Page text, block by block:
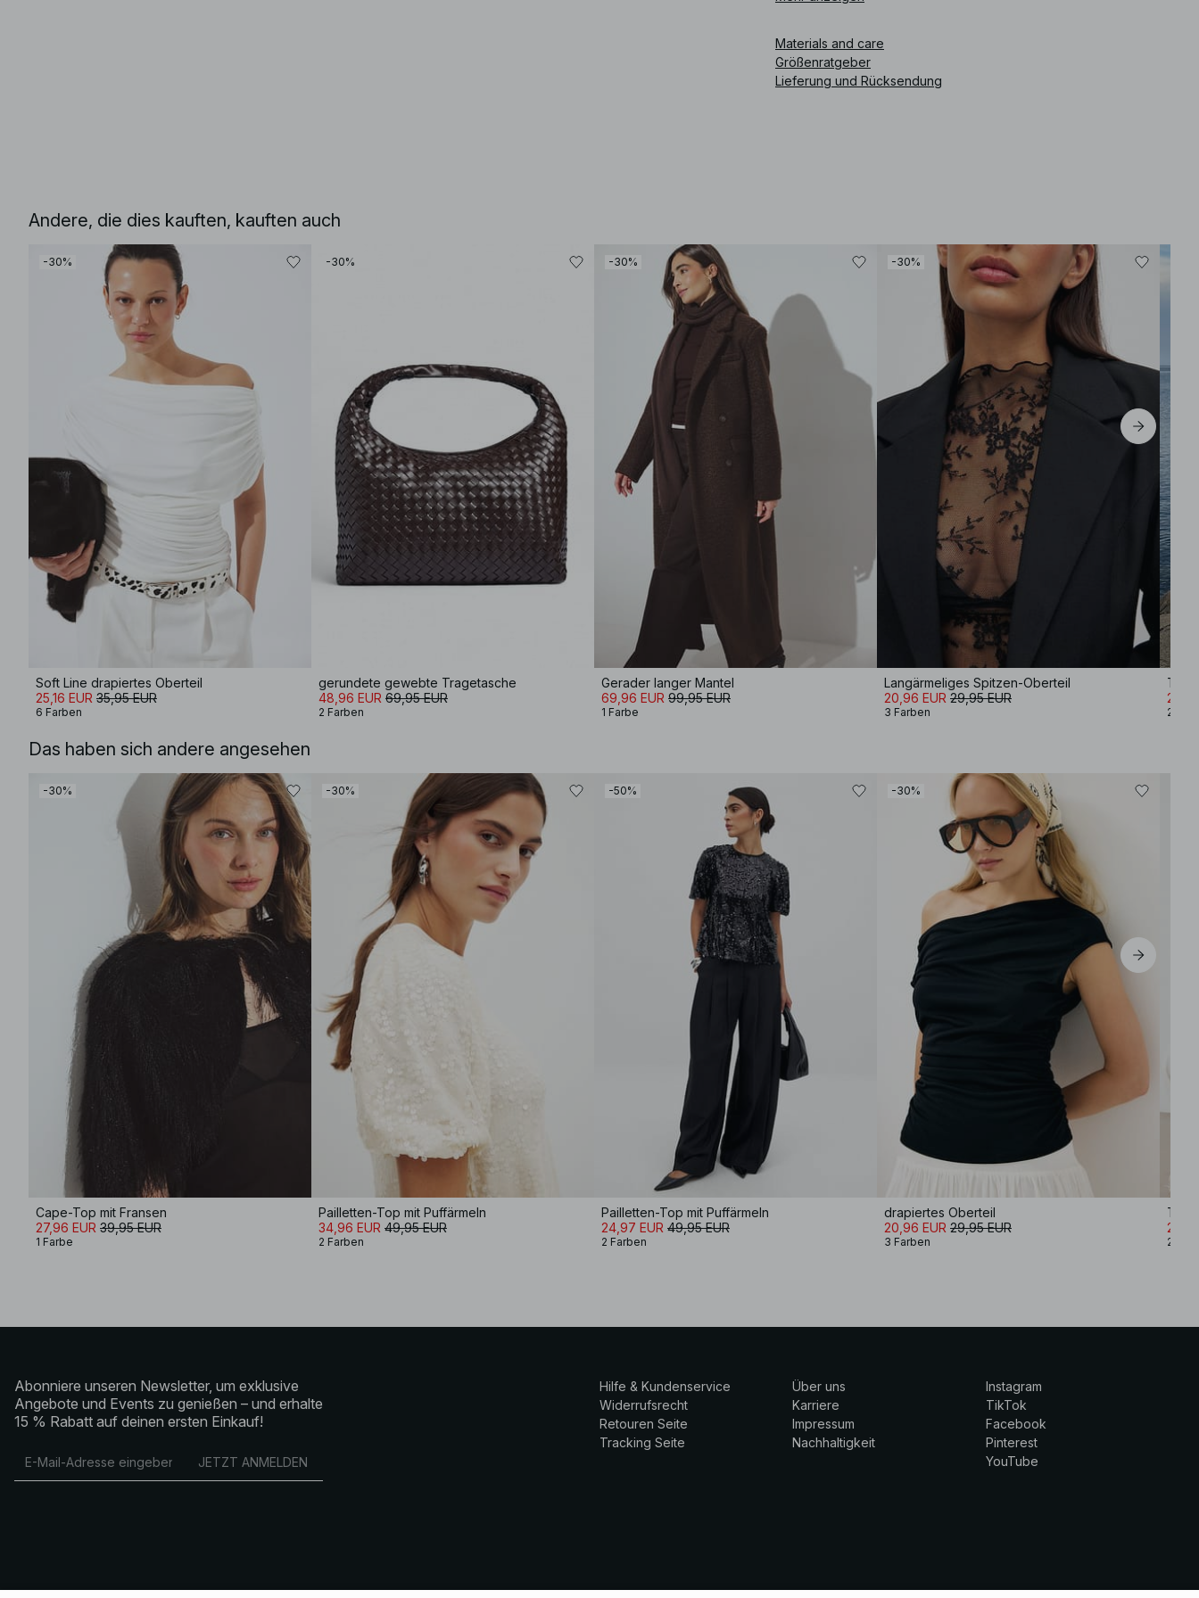
Materials and care
Größenratgeber
Lieferung und Rücksendung
Andere, die dies kauften, kauften auch
-30%
Soft Line drapiertes Oberteil
25,16 EUR 35,95 EUR
6 Farben
-30%
gerundete gewebte Tragetasche
48,96 EUR 69,95 EUR
2 Farben
-30%
Gerader langer Mantel
69,96 EUR 99,95 EUR
1 Farbe
-30%
Langärmeliges Spitzen-Oberteil
20,96 EUR 29,95 EUR
3 Farben
T-
2
Das haben sich andere angesehen
-30%
Cape-Top mit Fransen
27,96 EUR 39,95 EUR
1 Farbe
-30%
Pailletten-Top mit Puffärmeln
34,96 EUR 49,95 EUR
2 Farben
-50%
Pailletten-Top mit Puffärmeln
24,97 EUR 49,95 EUR
2 Farben
-30%
drapiertes Oberteil
20,96 EUR 29,95 EUR
3 Farben 2
Abonniere unseren Newsletter, um exklusive
Angebote und Events zu genießen – und erhalte
15 % Rabatt auf deinen ersten Einkauf!
JETZT ANMELDEN
Hilfe & Kundenservice
Widerrufsrecht
Retouren Seite
Tracking Seite
Über uns
Karriere
Impressum
Nachhaltigkeit
Instagram
TikTok
Facebook
Pinterest
YouTube